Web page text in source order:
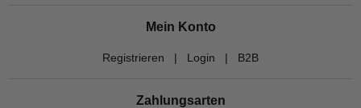
Mein Konto
Registrieren | Login | B2B
Zahlungsarten